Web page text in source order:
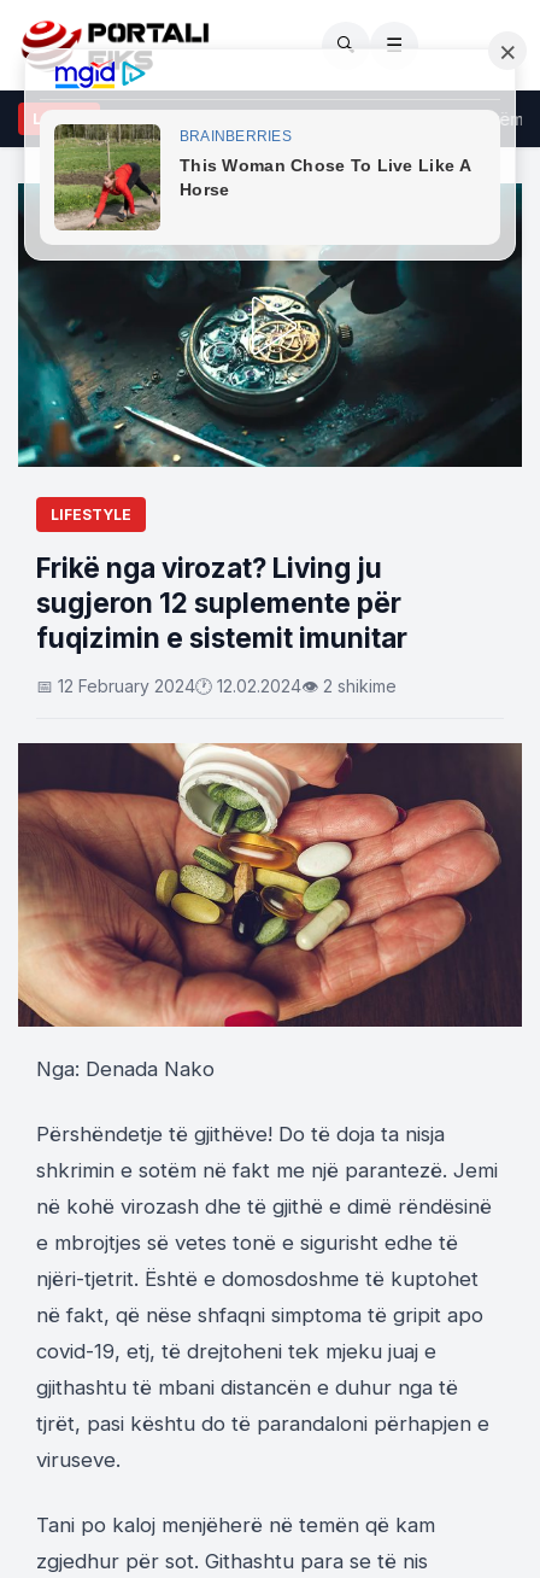
🔍 ☰
LAJME
publikon foto të reja, barku i rrumbullakosur merr gjithë
LIFESTYLE
Frikë nga virozat? Living ju
sugjeron 12 suplemente për
fuqizimin e sistemit imunitar
📅 12 February 2024🕐 12.02.2024👁 2 shikime
Nga: Denada Nako
Përshëndetje të gjithëve! Do të doja ta nisja
shkrimin e sotëm në fakt me një parantezë. Jemi
në kohë virozash dhe të gjithë e dimë rëndësinë
e mbrojtjes së vetes tonë e sigurisht edhe të
njëri-tjetrit. Është e domosdoshme të kuptohet
në fakt, që nëse shfaqni simptoma të gripit apo
covid-19, etj, të drejtoheni tek mjeku juaj e
gjithashtu të mbani distancën e duhur nga të
tjrët, pasi kështu do të parandaloni përhapjen e
viruseve.
Tani po kaloj menjëherë në temën që kam
zgjedhur për sot. Githashtu para se të nis